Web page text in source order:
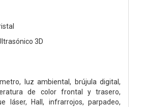
3D
luz ambiental, brújula digital,
de color frontal y trasero,
láser, Hall, infrarrojos, parpadeo,